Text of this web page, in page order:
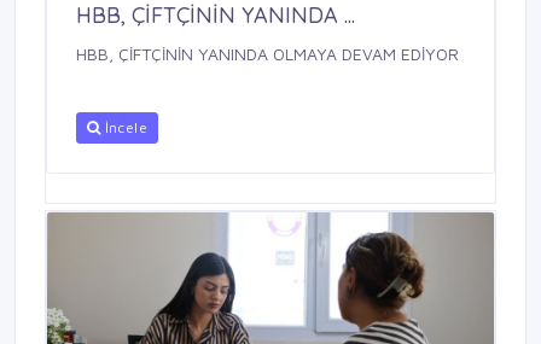
HBB, ÇİFTÇİNİN YANINDA ...
HBB, ÇİFTÇİNİN YANINDA OLMAYA DEVAM EDİYOR
İncele